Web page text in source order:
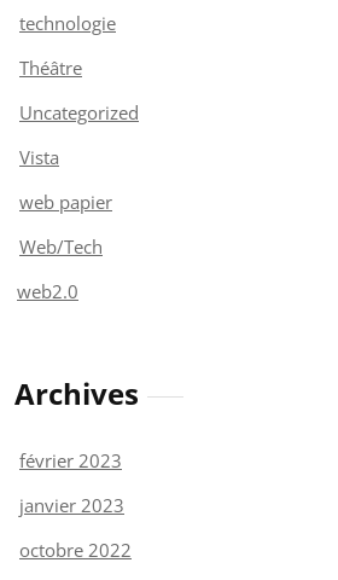
technologie
Théâtre
Uncategorized
Vista
web papier
Web/Tech
web2.0
Archives
février 2023
janvier 2023
octobre 2022